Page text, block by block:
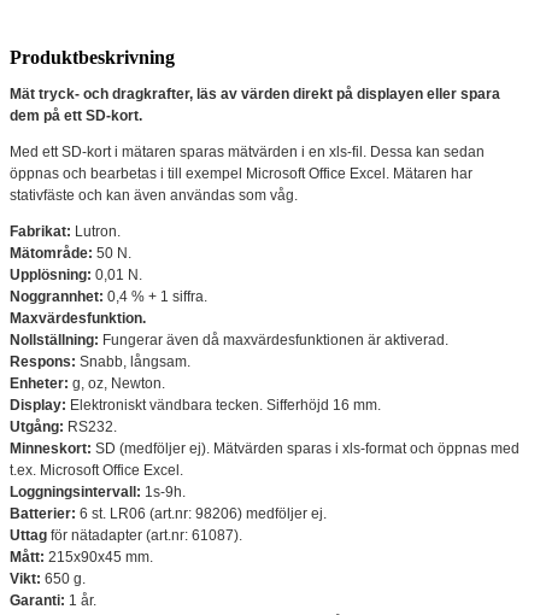
Produktbeskrivning
Mät tryck- och dragkrafter, läs av värden direkt på displayen eller spara
dem på ett SD-kort.
Med ett SD-kort i mätaren sparas mätvärden i en xls-fil. Dessa kan sedan
öppnas och bearbetas i till exempel Microsoft Office Excel. Mätaren har
stativfäste och kan även användas som våg.
Fabrikat: Lutron.
Mätområde: 50 N.
Upplösning: 0,01 N.
Noggrannhet: 0,4 % + 1 siffra.
Maxvärdesfunktion.
Nollställning: Fungerar även då maxvärdesfunktionen är aktiverad.
Respons: Snabb, långsam.
Enheter: g, oz, Newton.
Display: Elektroniskt vändbara tecken. Sifferhöjd 16 mm.
Utgång: RS232.
Minneskort: SD (medföljer ej). Mätvärden sparas i xls-format och öppnas med
t.ex. Microsoft Office Excel.
Loggningsintervall: 1s-9h.
Batterier: 6 st. LR06 (art.nr: 98206) medföljer ej.
Uttag för nätadapter (art.nr: 61087).
Mått: 215x90x45 mm.
Vikt: 650 g.
Garanti: 1 år.